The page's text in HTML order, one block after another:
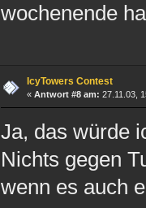
wochenende
IcyTowers Contest
« Antwort #8 am: 27.11.03,
Ja, das würde
Nichts gegen
wenn es auch